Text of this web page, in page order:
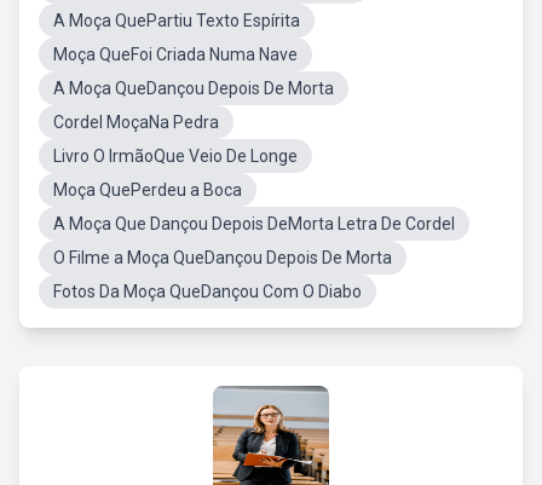
A Moça QuePartiu Texto Espírita
Moça QueFoi Criada Numa Nave
A Moça QueDançou Depois De Morta
Cordel MoçaNa Pedra
Livro O IrmãoQue Veio De Longe
Moça QuePerdeu a Boca
A Moça Que Dançou Depois DeMorta Letra De Cordel
O Filme a Moça QueDançou Depois De Morta
Fotos Da Moça QueDançou Com O Diabo